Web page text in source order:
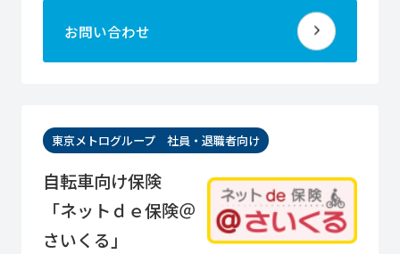
お問い合わせ
東京メトログループ 社員・退職者向け
自転車向け保険
「ネットｄｅ保険＠
さいくる」